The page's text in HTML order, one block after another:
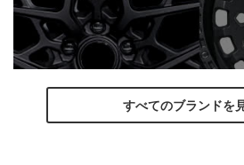
すべてのブランドを